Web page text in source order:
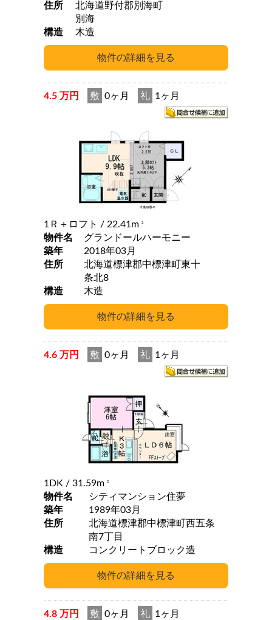
住所
北海道野付郡別海町
別海
構造
木造
4.5 万円 敷 0ヶ月 礼 1ヶ月
1Ｒ＋ロフト / 22.41m 2
物件名
グランドールハーモニー
築年
2018年03月
住所
北海道標津郡中標津町東十
条北8
構造
木造
4.6 万円 敷 0ヶ月 礼 1ヶ月
1DK / 31.59m 2
物件名
シティマンション住夢
築年
1989年03月
住所
北海道標津郡中標津町西五条
南7丁目
構造
コンクリートブロック造
4.8 万円 敷 0ヶ月 礼 1ヶ月